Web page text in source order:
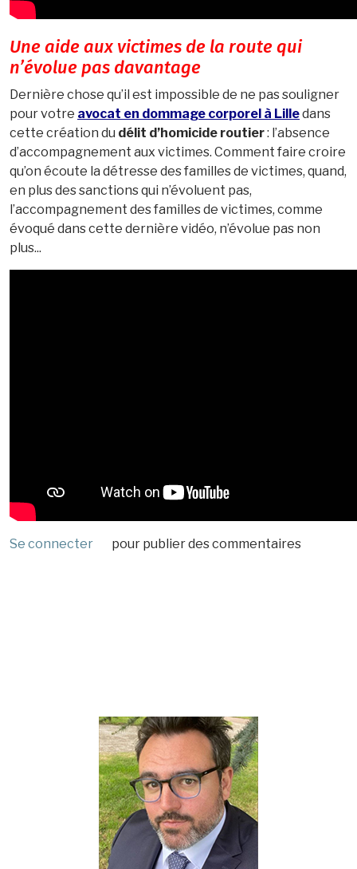
Une aide aux victimes de la route qui
n’évolue pas davantage
Dernière chose qu’il est impossible de ne pas souligner
pour votre avocat en dommage corporel à Lilledans
cette création du délit d’homicide routier: l’absence
d’accompagnement aux victimes. Comment faire croire
qu’on écoute la détresse des familles de victimes, quand,
en plus des sanctions qui n’évoluent pas,
l’accompagnement des familles de victimes, comme
évoqué dans cette dernière vidéo, n’évolue pas non
plus...
Se connecter pour publier des commentaires